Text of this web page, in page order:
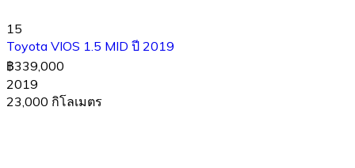
15
Toyota VIOS 1.5 MID ปี​ 2019
฿339,000
2019
23,000 กิโลเมตร